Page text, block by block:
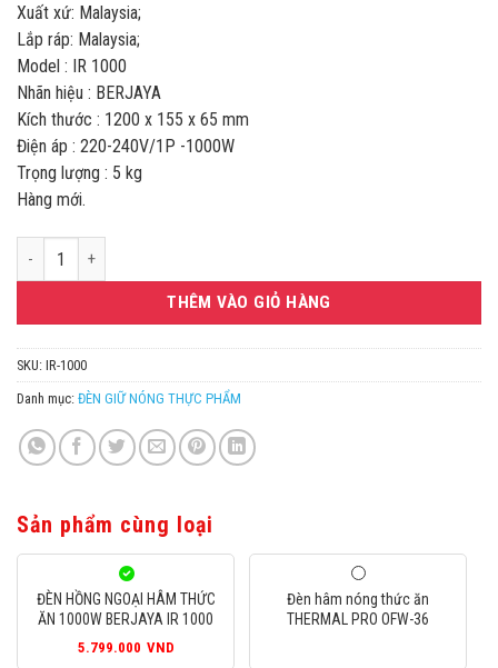
Xuất xứ: Malaysia;
Lắp ráp: Malaysia;
Model : IR 1000
Nhãn hiệu : BERJAYA
Kích thước : 1200 x 155 x 65 mm
Điện áp : 220-240V/1P -1000W
Trọng lượng : 5 kg
Hàng mới.
ĐÈN HỒNG NGOẠI HÂM THỨC ĂN 1000W BERJAYA IR 1000 số lượng
THÊM VÀO GIỎ HÀNG
SKU: IR-1000
Danh mục: ĐÈN GIỮ NÓNG THỰC PHẨM
Sản phẩm cùng loại
ĐÈN HỒNG NGOẠI HÂM THỨC
ĂN 1000W BERJAYA IR 1000
5.799.000 VND
Đèn hâm nóng thức ăn
THERMAL PRO OFW-36